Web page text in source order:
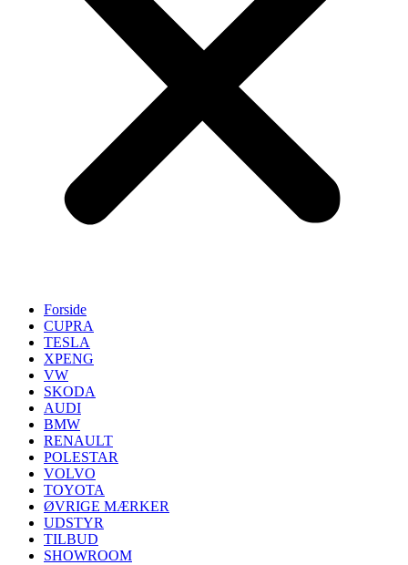
Forside
CUPRA
TESLA
XPENG
VW
SKODA
AUDI
BMW
RENAULT
POLESTAR
VOLVO
TOYOTA
ØVRIGE MÆRKER
UDSTYR
TILBUD
SHOWROOM